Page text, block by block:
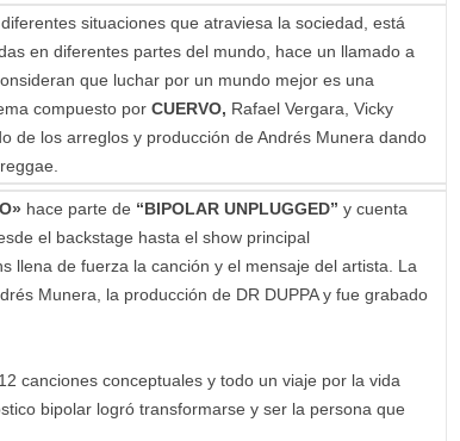
situaciones que atraviesa la sociedad, está
en diferentes partes del mundo, hace un llamado a
que luchar por un mundo mejor es una
compuesto por CUERVO, Rafael Vergara, Vicky
de los arreglos y producción de Andrés Munera dando
hace parte de “BIPOLAR UNPLUGGED” y cuenta
el backstage hasta el show principal
llena de fuerza la canción y el mensaje del artista. La
Munera, la producción de DR DUPPA y fue grabado
canciones conceptuales y todo un viaje por la vida
bipolar logró transformarse y ser la persona que